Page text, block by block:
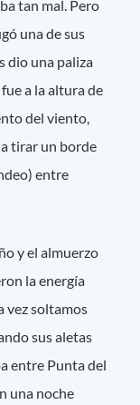
tan mal. Pero
una de sus
dio una paliza
a la altura de
del viento,
tirar un borde
entre
y el almuerzo
la energía
vez soltamos
sus aletas
entre Punta del
una noche